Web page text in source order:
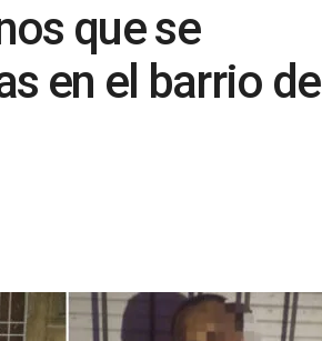
que se
en el barrio de